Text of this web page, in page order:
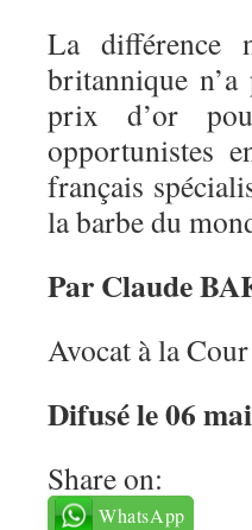
La différence
britannique
prix d’or
opportunistes
français
la barbe du
Par Claude
Avocat à la
Difusé le 06
Share on:
WhatsApp